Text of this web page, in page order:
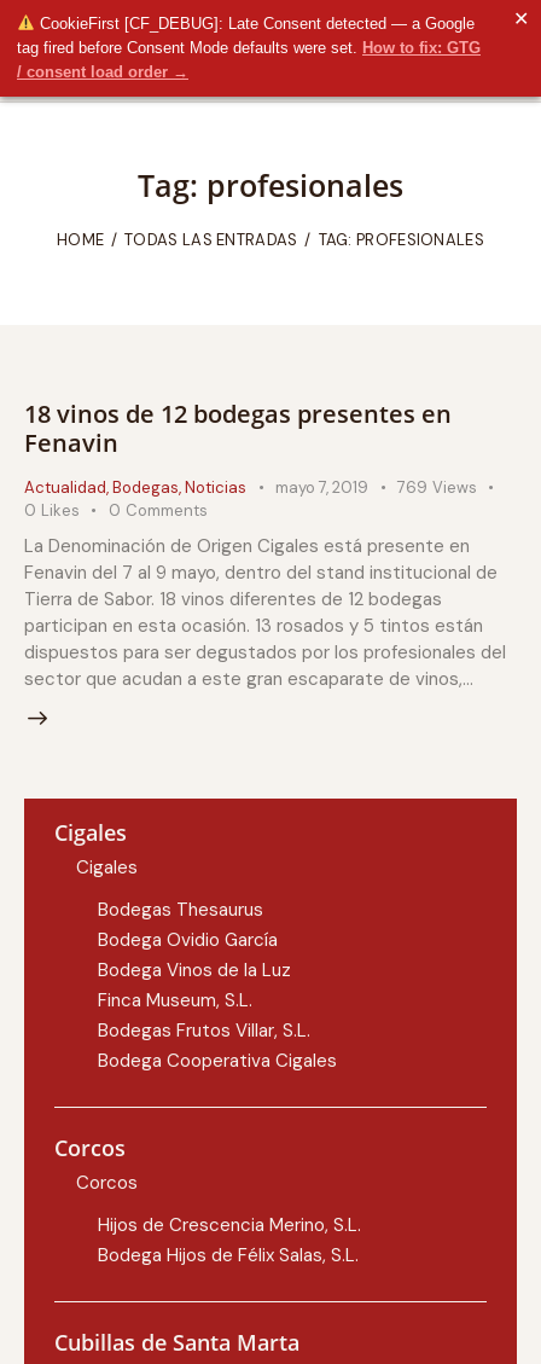
CookieFirst [CF_DEBUG]: Late Consent detected — a Google
tag fired before Consent Mode defaults were set. How to fix: GTG
/ consent load order →
✕
Tag: profesionales
HOME TODAS LAS ENTRADAS TAG: PROFESIONALES
18 vinos de 12 bodegas presentes en
Fenavin
Actualidad,Bodegas,Noticias mayo 7, 2019 769 Views
0 Likes 0 Comments
La Denominación de Origen Cigales está presente en
Fenavin del 7 al 9 mayo, dentro del stand institucional de
Tierra de Sabor. 18 vinos diferentes de 12 bodegas
participan en esta ocasión. 13 rosados y 5 tintos están
dispuestos para ser degustados por los profesionales del
sector que acudan a este gran escaparate de vinos,…
Cigales
Cigales
Bodegas Thesaurus
Bodega Ovidio García
Bodega Vinos de la Luz
Finca Museum, S.L.
Bodegas Frutos Villar, S.L.
Bodega Cooperativa Cigales
Corcos
Corcos
Hijos de Crescencia Merino, S.L.
Bodega Hijos de Félix Salas, S.L.
Cubillas de Santa Marta